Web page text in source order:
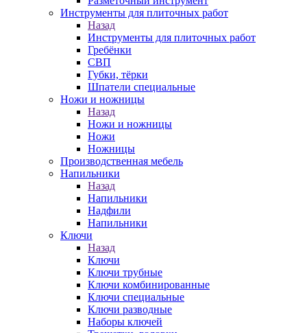
Инструменты для плиточных работ
Назад
Инструменты для плиточных работ
Гребёнки
СВП
Губки, тёрки
Шпатели специальные
Ножи и ножницы
Назад
Ножи и ножницы
Ножи
Ножницы
Производственная мебель
Напильники
Назад
Напильники
Надфили
Напильники
Ключи
Назад
Ключи
Ключи трубные
Ключи комбинированные
Ключи специальные
Ключи разводные
Наборы ключей